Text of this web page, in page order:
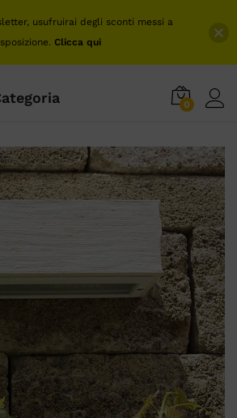
0
usufruirai degli sconti messi a
Clicca qui